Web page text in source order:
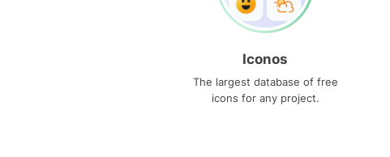
Iconos
The largest database of free
icons for any project.